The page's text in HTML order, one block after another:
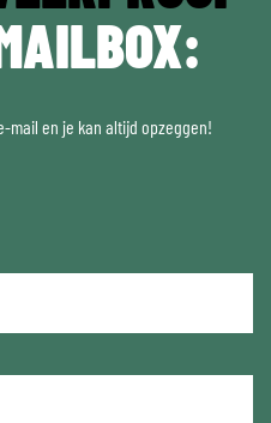
mail en je kan altijd opzeggen!